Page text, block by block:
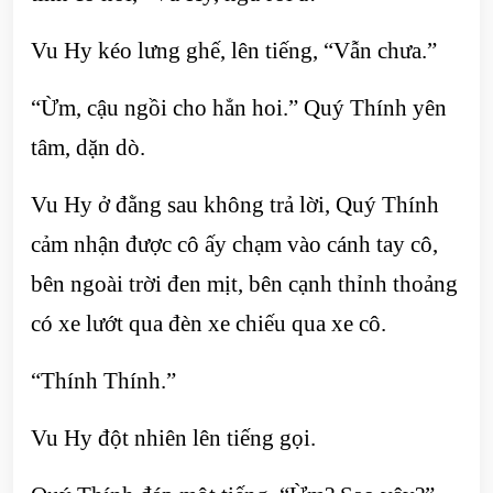
Vu Hy kéo lưng ghế, lên tiếng, “Vẫn chưa.”
“Ừm, cậu ngồi cho hẳn hoi.” Quý Thính yên
tâm, dặn dò.
Vu Hy ở đằng sau không trả lời, Quý Thính
cảm nhận được cô ấy chạm vào cánh tay cô,
bên ngoài trời đen mịt, bên cạnh thỉnh thoảng
có xe lướt qua đèn xe chiếu qua xe cô.
“Thính Thính.”
Vu Hy đột nhiên lên tiếng gọi.